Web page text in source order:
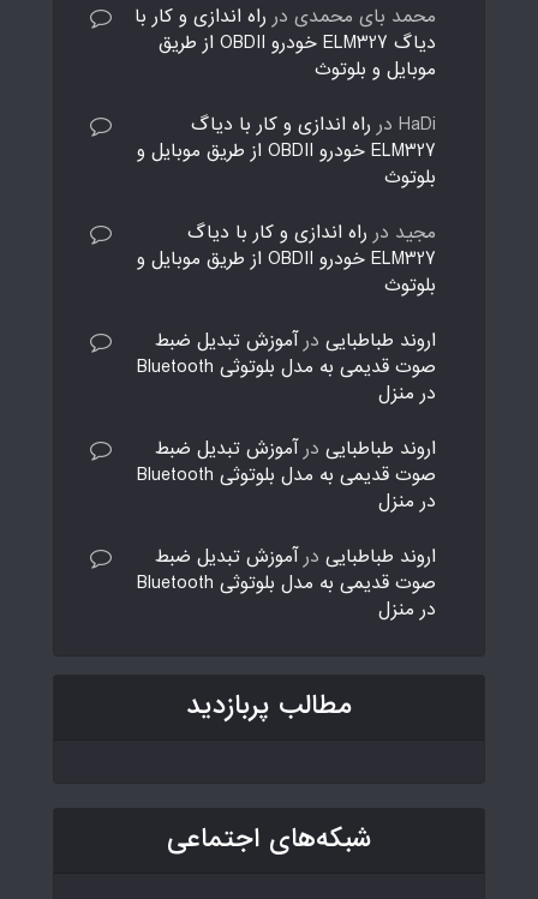
محمد بای محمدی در راه اندازی و کار با
دیاگ ELM327 خودرو OBDII از طریق
موبایل و بلوتوث
HaDi در راه اندازی و کار با دیاگ
ELM327 خودرو OBDII از طریق موبایل و
بلوتوث
مجید در راه اندازی و کار با دیاگ
ELM327 خودرو OBDII از طریق موبایل و
بلوتوث
اروند طباطبایی درآموزش تبدیل ضبط
صوت قدیمی به مدل بلوتوثی Bluetooth
در منزل
اروند طباطبایی درآموزش تبدیل ضبط
صوت قدیمی به مدل بلوتوثی Bluetooth
در منزل
اروند طباطبایی درآموزش تبدیل ضبط
صوت قدیمی به مدل بلوتوثی Bluetooth
در منزل
مطالب پربازدید
شبکه‌های اجتماعی